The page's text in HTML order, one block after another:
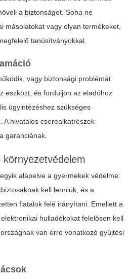
a biztonságot. Soha ne
másolatokat vagy olyan termékeket,
tanúsítványokkal.
vagy biztonsági problémát
eszközt, és forduljon az eladóhoz
ügyintézéshez szükséges
A hivatalos cserealkatrészek
garanciának.
egyik alapelve a gyermekek védelme:
kell lenniük, és a
fiatalok felé irányítani. Emellett a
hulladékokat felelősen kell
van erre vonatkozó gyűjtési